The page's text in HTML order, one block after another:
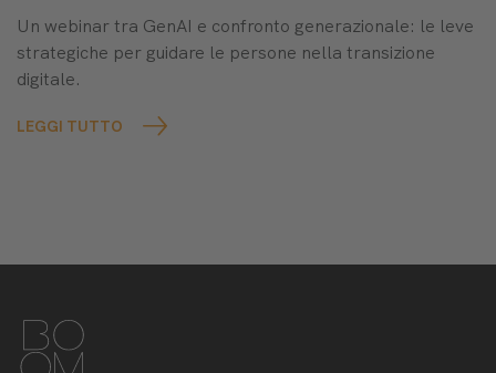
Un webinar tra GenAI e confronto generazionale: le leve
strategiche per guidare le persone nella transizione
digitale.
LEGGI TUTTO